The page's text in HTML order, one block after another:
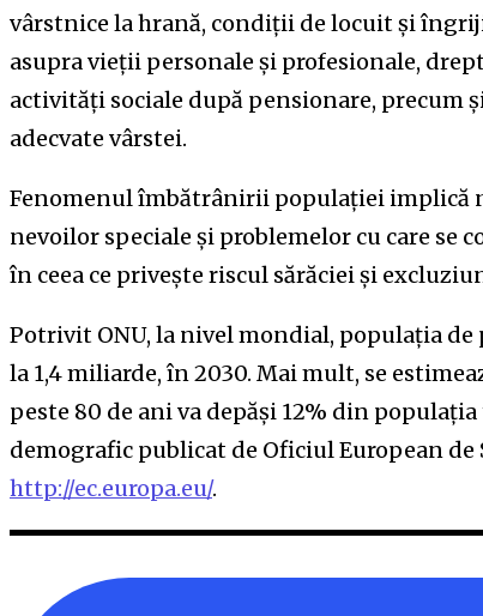
vârstnice la hrană, condiții de locuit și
asupra vieții personale și profesionale,
activități sociale după pensionare, precum
adecvate vârstei.
Fenomenul îmbătrânirii populaţiei implică
nevoilor speciale şi problemelor cu care se
în ceea ce priveşte riscul sărăciei şi
Potrivit ONU, la nivel mondial, populaţia de
la 1,4 miliarde, în 2030. Mai mult, se
peste 80 de ani va depăşi 12% din
demografic publicat de Oficiul European
http://ec.europa.eu/.